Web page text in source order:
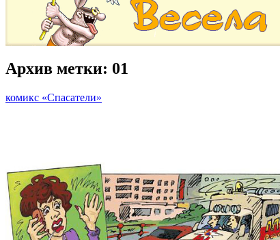
Архив метки: 01
комикс «Спасатели»